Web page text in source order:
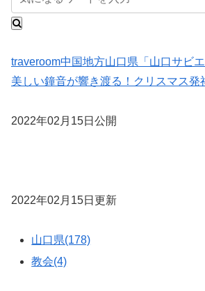
traveroom中国地方山口県 「山口サビ
美しい鐘音が響き渡る！クリスマス発
2022年02月15日公開
2022年02月15日更新
山口県(178)
教会(4)